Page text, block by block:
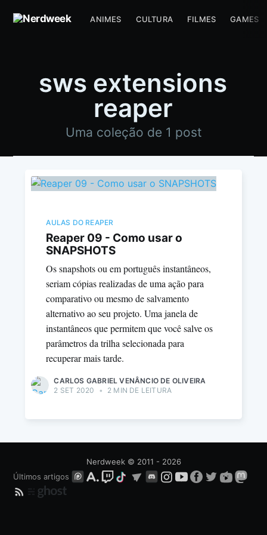
ANIMES CULTURA FILMES GAMES
sws extensions
reaper
Uma coleção de 1 post
AULAS DO REAPER
Reaper 09 - Como usar o
SNAPSHOTS
Os snapshots ou em português instantâneos,
seriam cópias realizadas de uma ação para
comparativo ou mesmo de salvamento
alternativo ao seu projeto. Uma janela de
instantâneos que permitem que você salve os
parâmetros da trilha selecionada para
recuperar mais tarde.
CARLOS GABRIEL VENÂNCIO DE OLIVEIRA
2 SET 2020
• 2 MIN DE LEITURA
Nerdweek© 2011 - 2026
Últimos artigos